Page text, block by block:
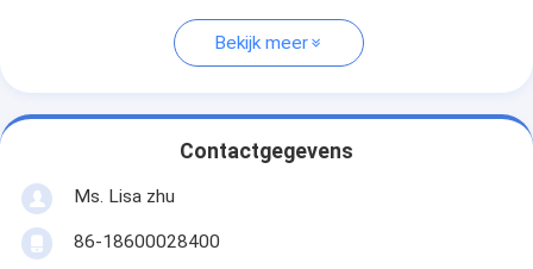
Bekijk meer
Contactgegevens
Ms. Lisa zhu
86-18600028400